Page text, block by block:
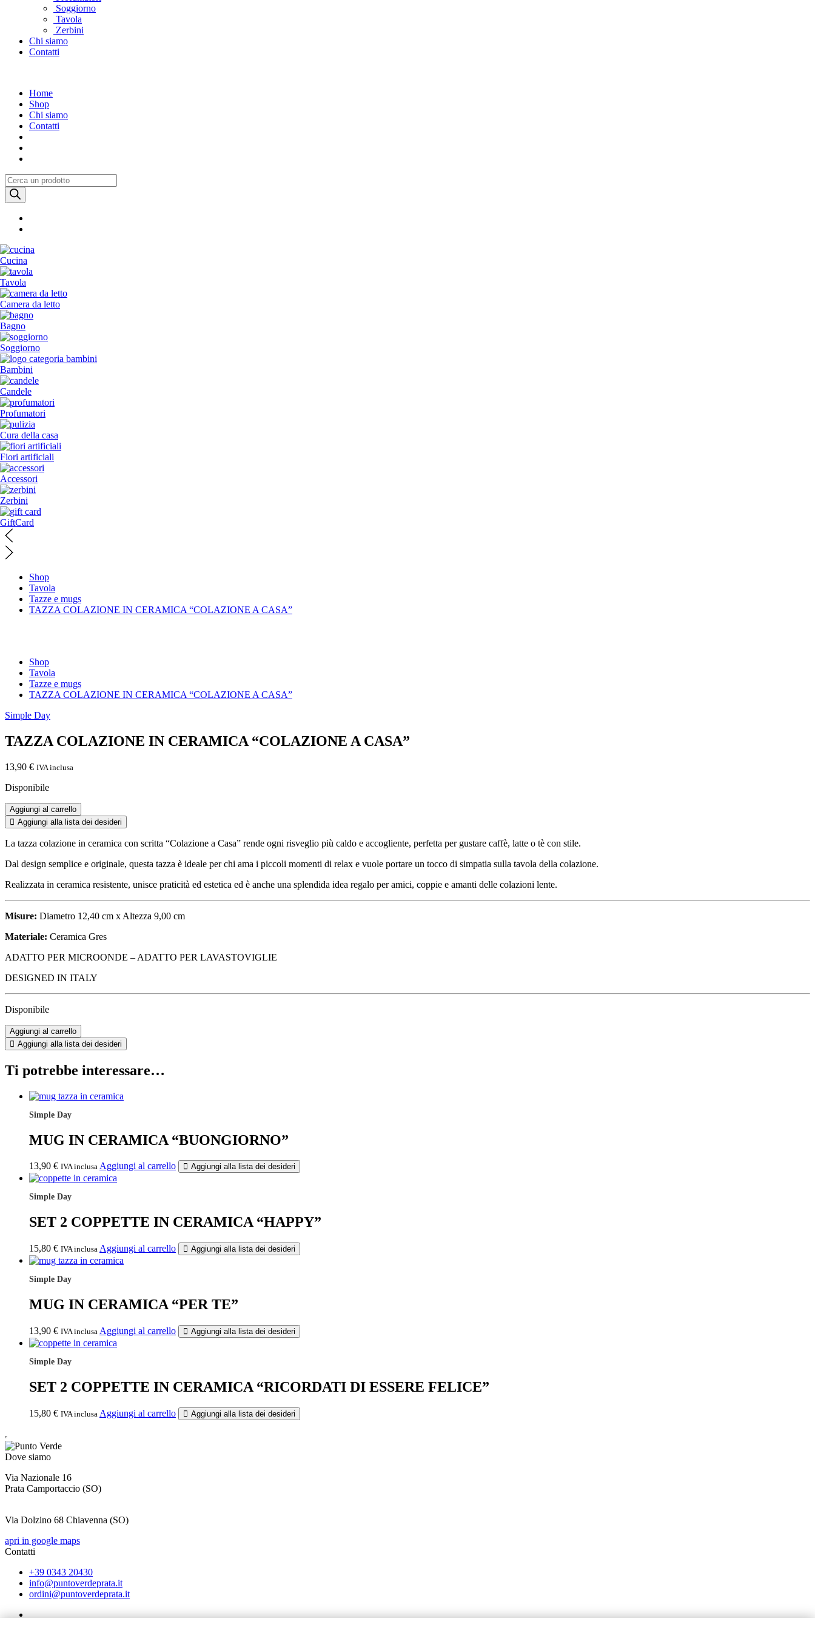
Soggiorno
Tavola
Zerbini
Chi siamo
Contatti
Home
Shop
Chi siamo
Contatti
Products
search
Cucina
Tavola
Camera da letto
Bagno
Soggiorno
Bambini
Candele
Profumatori
Cura della casa
Fiori artificiali
Accessori
Zerbini
GiftCard
Shop
Tavola
Tazze e mugs
TAZZA COLAZIONE IN CERAMICA “COLAZIONE A CASA”
Shop
Tavola
Tazze e mugs
TAZZA COLAZIONE IN CERAMICA “COLAZIONE A CASA”
Simple Day
TAZZA COLAZIONE IN CERAMICA “COLAZIONE A CASA”
13,90 € IVA inclusa
Disponibile
TAZZA
COLAZIONE
IN
CERAMICA
A
quantità
Aggiungi al carrello
Aggiungi alla lista dei desideri
La tazza colazione in ceramica con scritta “Colazione a Casa” rende ogni risveglio più caldo e accogliente, perfetta per gustare caffè, latte o tè con stile.
Dal design semplice e originale, questa tazza è ideale per chi ama i piccoli momenti di relax e vuole portare un tocco di simpatia sulla tavola della colazione.
Realizzata in ceramica resistente, unisce praticità ed estetica ed è anche una splendida idea regalo per amici, coppie e amanti delle colazioni lente.
Misure: Diametro 12,40 cm x Altezza 9,00 cm
Materiale: Ceramica Gres
ADATTO PER MICROONDE – ADATTO PER LAVASTOVIGLIE
DESIGNED IN ITALY
Disponibile
TAZZA
COLAZIONE
IN
"COLAZIONE
CASA"
Aggiungi al carrello
Aggiungi alla lista dei desideri
Ti potrebbe interessare…
Simple Day
MUG IN CERAMICA “BUONGIORNO”
13,90 € IVA inclusa Aggiungi al carrello Aggiungi alla lista dei desideri
Simple Day
SET 2 COPPETTE IN CERAMICA “HAPPY”
15,80 € IVA inclusa Aggiungi al carrello Aggiungi alla lista dei desideri
Simple Day
MUG IN CERAMICA “PER TE”
13,90 € IVA inclusa Aggiungi al carrello Aggiungi alla lista dei desideri
Simple Day
SET 2 COPPETTE IN CERAMICA “RICORDATI DI ESSERE FELICE”
15,80 € IVA inclusa Aggiungi al carrello Aggiungi alla lista dei desideri
Dove siamo
Via Nazionale 16
Prata Camportaccio (SO)
Via Dolzino 68 Chiavenna (SO)
apri in google maps
Contatti
+39 0343 20430
info@puntoverdeprata.it
ordini@puntoverdeprata.it